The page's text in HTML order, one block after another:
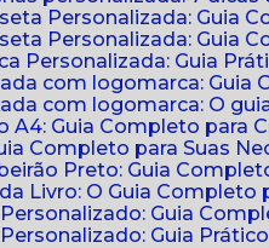
Personalizada: Guia
Personalizada: Guia
Personalizada: Guia
com logomarca: Guia
com logomarca: O
A4: Guia Completo para
Completo para Suas
Preto: Guia
Livro: O Guia Completo
Guia
Guia